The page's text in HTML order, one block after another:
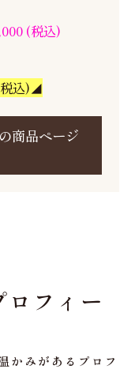
(税込)
込)◢
商品ページ
ロフィー
かみがあるプロフ